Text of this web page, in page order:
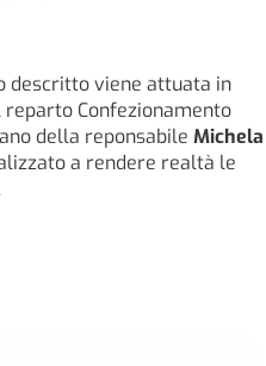
descritto viene attuata in
Confezionamento
della reponsabile Michela
a rendere realtà le